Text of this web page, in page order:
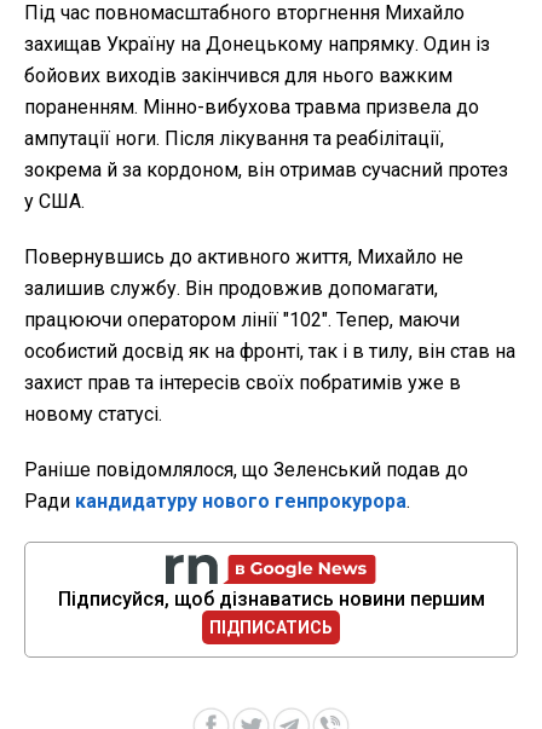
Під час повномасштабного вторгнення Михайло
захищав Україну на Донецькому напрямку. Один із
бойових виходів закінчився для нього важким
пораненням. Мінно-вибухова травма призвела до
ампутації ноги. Після лікування та реабілітації,
зокрема й за кордоном, він отримав сучасний протез
у США.
Повернувшись до активного життя, Михайло не
залишив службу. Він продовжив допомагати,
працюючи оператором лінії "102". Тепер, маючи
особистий досвід як на фронті, так і в тилу, він став на
захист прав та інтересів своїх побратимів уже в
новому статусі.
Раніше повідомлялося, що Зеленський подав до
Ради кандидатуру нового генпрокурора.
Підписуйся, щоб дізнаватись новини першим
ПІДПИСАТИСЬ